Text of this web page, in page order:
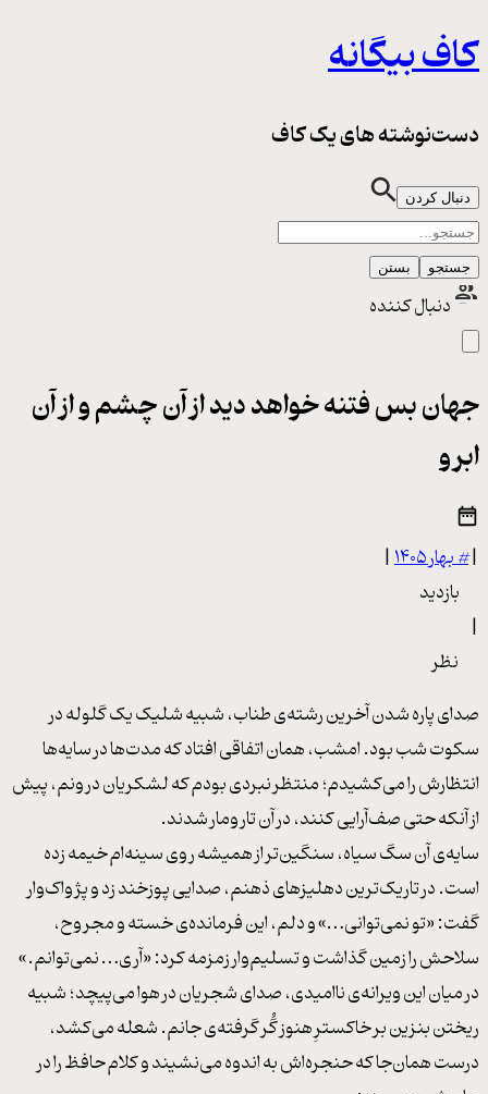
کاف بیگانه
دست‌نوشته های یک کاف
دنبال کردن
جستجو بستن
دنبال کننده
جهان بس فتنه خواهد دید از آن چشم و از آن
ابرو
|
#بهار ۱۴۰۵
|
بازدید
|
نظر
صدای پاره شدن آخرین رشته‌ی طناب، شبیه شلیک یک گلوله در
سکوت شب بود. امشب، همان اتفاقی افتاد که مدت‌ها در سایه‌ها
انتظارش را می‌کشیدم؛ منتظر نبردی بودم که لشکریان درونم، پیش
از آنکه حتی صف‌آرایی کنند، در آن تارومار شدند.
سایه‌ی آن سگ سیاه، سنگین‌تر از همیشه روی سینه‌ام خیمه زده
است. در تاریک‌ترین دهلیزهای ذهنم، صدایی پوزخند زد و پژواک‌وار
گفت: «تو نمی‌توانی…» و دلم، این فرمانده‌ی خسته و مجروح،
سلاحش را زمین گذاشت و تسلیم‌وار زمزمه کرد: «آری… نمی‌توانم.»
در میان این ویرانه‌ی ناامیدی، صدای شجریان در هوا می‌پیچد؛ شبیه
ریختن بنزین بر خاکسترِ هنوز گُر گرفته‌ی جانم. شعله می‌کشد،
درست همان‌جا که حنجره‌اش به اندوه می‌نشیند و کلام حافظ را در